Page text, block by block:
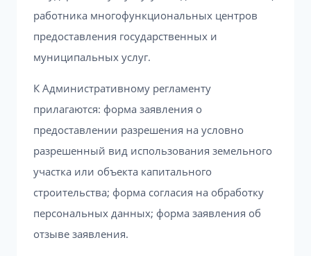
работника многофункциональных центров
предоставления государственных и
муниципальных услуг.
К Административному регламенту
прилагаются: форма заявления о
предоставлении разрешения на условно
разрешенный вид использования земельного
участка или объекта капитального
строительства; форма согласия на обработку
персональных данных; форма заявления об
отзыве заявления.